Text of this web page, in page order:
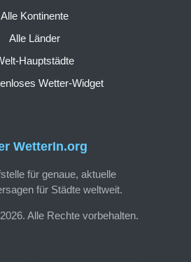
WetterIn.org
für genaue, aktuelle
für Städte weltweit.
Alle Rechte vorbehalten.
Alle Kontinente
Alle Länder
Hauptstädte
Wetter-Widget